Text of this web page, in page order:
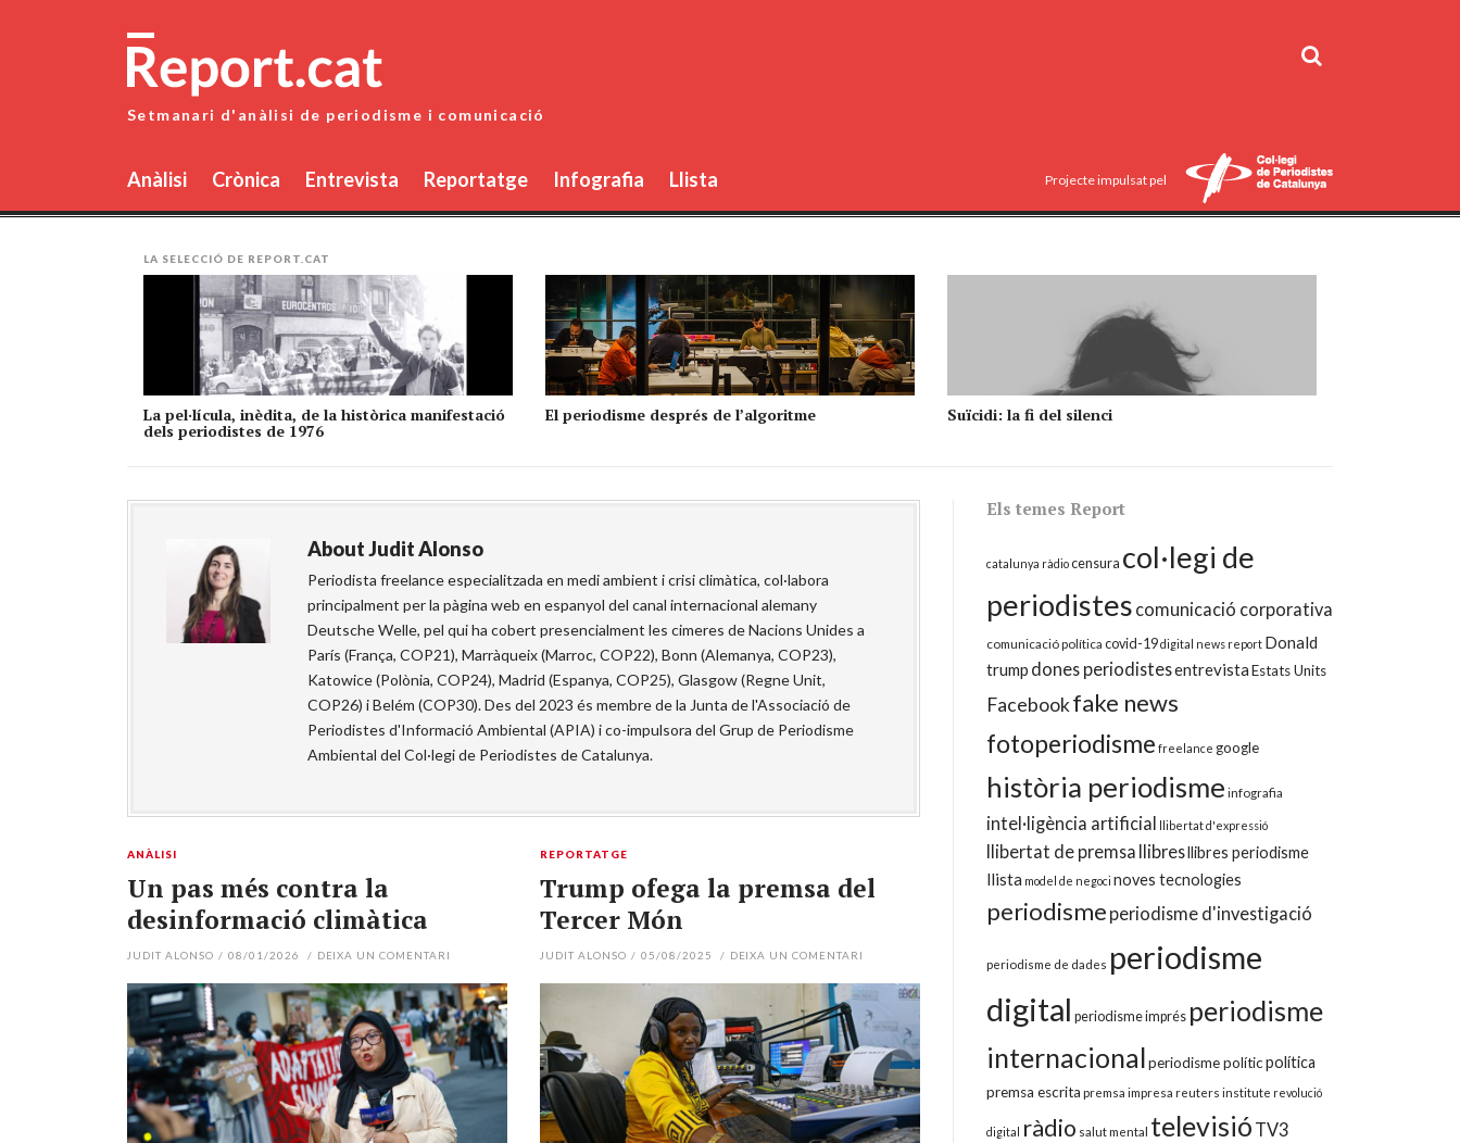
Setmanari d'anàlisi de periodisme i comunicació
Anàlisi Crònica Entrevista Reportatge Infografia Llista Projecte impulsat pel
LA SELECCIÓ DE REPORT.CAT
La pel·lícula, inèdita, de la històrica manifestació
dels periodistes de 1976
El periodisme després de l’algoritme Suïcidi: la fi del silenci
AboutJudit Alonso
Periodista freelance especialitzada en medi ambient i crisi climàtica, col·labora
principalment per la pàgina web en espanyol del canal internacional alemany
Deutsche Welle, pel qui ha cobert presencialment les cimeres de Nacions Unides a
París (França, COP21), Marràqueix (Marroc, COP22), Bonn (Alemanya, COP23),
Katowice (Polònia, COP24), Madrid (Espanya, COP25), Glasgow (Regne Unit,
COP26) i Belém (COP30). Des del 2023 és membre de la Junta de l'Associació de
Periodistes d'Informació Ambiental (APIA) i co-impulsora del Grup de Periodisme
Ambiental del Col·legi de Periodistes de Catalunya.
ANÀLISI
Un pas més contra la
desinformació climàtica
JUDIT ALONSO / 08/01/2026 / DEIXA UN COMENTARI
REPORTATGE
Trump ofega la premsa del
Tercer Món
JUDIT ALONSO / 05/08/2025 / DEIXA UN COMENTARI
Els temes Report
catalunya ràdiocensura col·legi de
periodistes comunicació corporativa
comunicació política covid-19digital news report Donald
trump dones periodistesentrevistaEstats Units
Facebookfake news
fotoperiodisme freelance google
història periodisme infografia
intel·ligència artificial llibertat d'expressió
llibertat de premsa llibresllibres periodisme
llista model de negoci noves tecnologies
periodisme periodisme d'investigació
periodisme de dades periodisme
digital periodisme imprés periodisme
internacionalperiodisme políticpolítica
premsa escrita premsa impresa reuters institute revolució
digital ràdio salut mental televisió TV3